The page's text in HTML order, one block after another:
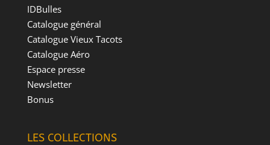
IDBulles
Catalogue général
Catalogue Vieux Tacots
Catalogue Aéro
Espace presse
Newsletter
Bonus
LES COLLECTIONS